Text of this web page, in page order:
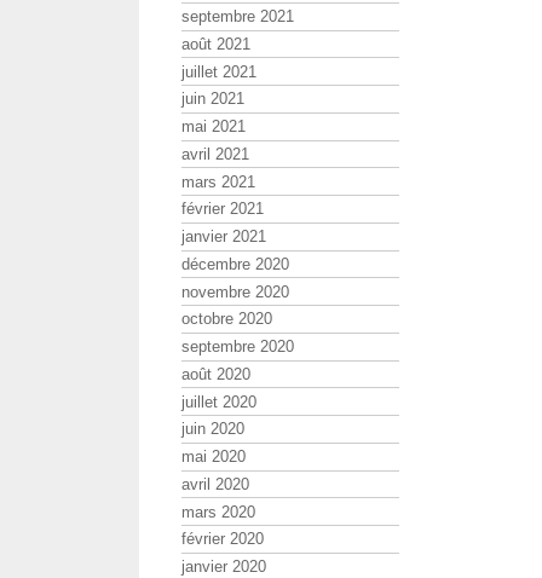
septembre 2021
août 2021
juillet 2021
juin 2021
mai 2021
avril 2021
mars 2021
février 2021
janvier 2021
décembre 2020
novembre 2020
octobre 2020
septembre 2020
août 2020
juillet 2020
juin 2020
mai 2020
avril 2020
mars 2020
février 2020
janvier 2020